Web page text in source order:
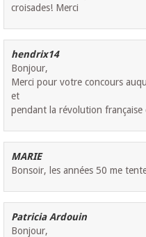
croisades! Merci
hendrix14
Bonjour,
Merci pour votre concours
et
pendant la révolution française
MARIE
Bonsoir, les années 50 me
Patricia Ardouin
Bonjour,